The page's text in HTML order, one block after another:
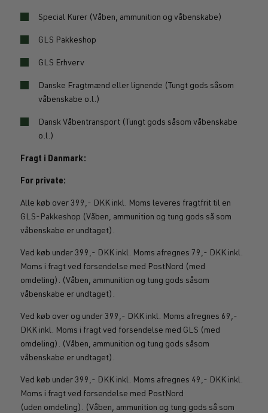
Special Kurer (Våben, ammunition og våbenskabe)
GLS Pakkeshop
GLS Erhverv
Danske Fragtmænd eller lignende (Tungt gods såsom
våbenskabe o.l.)
Dansk Våbentransport (Tungt gods såsom våbenskabe
o.l.)
Fragt i Danmark:
For private:
Alle køb over 399,- DKK inkl. Moms leveres fragtfrit til en
GLS-Pakkeshop (Våben, ammunition og tung gods så som
våbenskabe er undtaget).
Ved køb under 399,- DKK inkl. Moms afregnes 79,- DKK inkl.
Moms i fragt ved forsendelse med PostNord (med
omdeling). (Våben, ammunition og tung gods såsom
våbenskabe er undtaget).
Ved køb over og under 399,- DKK inkl. Moms afregnes 69,-
DKK inkl. Moms i fragt ved forsendelse med GLS (med
omdeling). (Våben, ammunition og tung gods såsom
våbenskabe er undtaget).
Ved køb under 399,- DKK inkl. Moms afregnes 49,- DKK inkl.
Moms i fragt ved forsendelse med PostNord
(uden omdeling). (Våben, ammunition og tung gods så som